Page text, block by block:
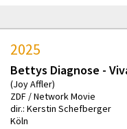
2025
Bettys Diagnose -
(Joy Affler)
ZDF / Network Movie
dir.: Kerstin Schefberger
Köln